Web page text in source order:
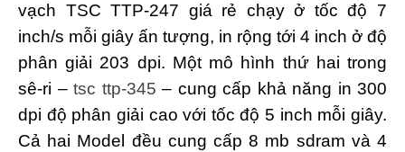
vạch TSC TTP-247 giá rẻ chạy ở tốc độ 7
inch/s mỗi giây ấn tượng, in rộng tới 4 inch ở độ
phân giải 203 dpi. Một mô hình thứ hai trong
sê-ri – tsc ttp-345 – cung cấp khả năng in 300
dpi độ phân giải cao với tốc độ 5 inch mỗi giây.
Cả hai Model đều cung cấp 8 mb sdram và 4